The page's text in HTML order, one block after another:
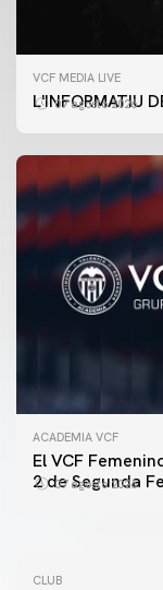
VCF MEDIA LIVE
L'INFORMATIU
07 agosto 2026
ACADEMIA VCF
El VCF
2 de Segunda
07 agosto 2026
PRIMER EQUIPO
CLUB